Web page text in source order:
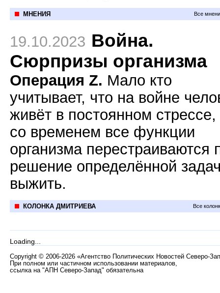
МНЕНИЯ Все
19.10.2023 Война.
Сюрпризы организма
Операция Z. Мало кто
учитывает, что на войне
живёт в постоянном стрессе,
со временем все функции
организма перестраиваются
решение определённой
выжить.
КОЛОНКА ДМИТРИЕВА Все
Loading...
Copyright © 2006-2026 «Агентство Политических Новостей Северо-
При полном или частичном использовании материалов,
ссылка на "АПН Северо-Запад" обязательна